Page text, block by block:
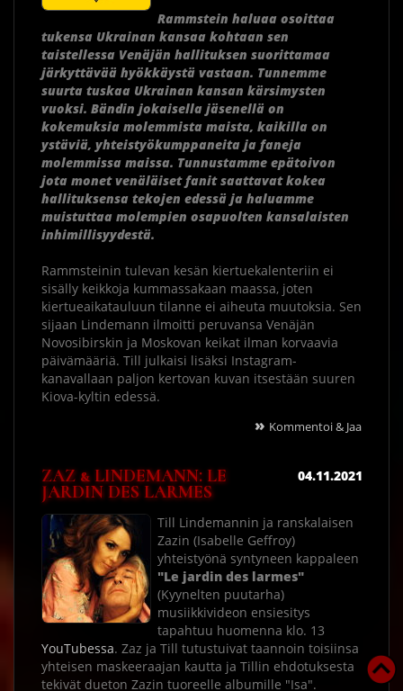
Rammstein haluaa osoittaa
tukensa Ukrainan kansaa kohtaan sen
taistellessa Venäjän hallituksen suorittamaa
järkyttävää hyökkäystä vastaan. Tunnemme
suurta tuskaa Ukrainan kansan kärsimysten
vuoksi. Bändin jokaisella jäsenellä on
kokemuksia molemmista maista, kaikilla on
ystäviä, yhteistyökumppaneita ja faneja
molemmissa maissa. Tunnustamme epätoivon
jota monet venäläiset fanit saattavat kokea
hallituksensa tekojen edessä ja haluamme
muistuttaa molempien osapuolten kansalaisten
inhimillisyydestä.
Rammsteinin tulevan kesän kiertuekalenteriin ei
sisälly keikkoja kummassakaan maassa, joten
kiertueaikatauluun tilanne ei aiheuta muutoksia. Sen
sijaan Lindemann ilmoitti peruvansa Venäjän
Novosibirskin ja Moskovan keikat ilman korvaavia
päivämääriä. Till julkaisi lisäksi Instagram-
kanavallaan paljon kertovan kuvan itsestään suuren
Kiova-kyltin edessä.
» Kommentoi & Jaa
ZAZ & LINDEMANN: LE
JARDIN DES LARMES
04.11.2021
Till Lindemannin ja ranskalaisen
Zazin (Isabelle Geffroy)
yhteistyönä syntyneen kappaleen
"Le jardin des larmes"
(Kyynelten puutarha)
musiikkivideon ensiesitys
tapahtuu huomenna klo. 13
YouTubessa. Zaz ja Till tutustuivat taannoin toisiinsa
yhteisen maskeeraajan kautta ja Tillin ehdotuksesta
tekivät dueton Zazin tuoreelle albumille "Isa".